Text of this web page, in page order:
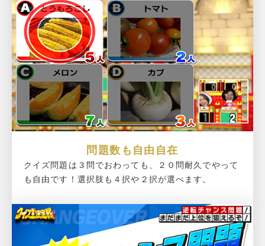
問題数も自由自在
クイズ問題は３問でおわっても、２０問耐久でやって
も自由です！選択肢も４択や２択が選べます。